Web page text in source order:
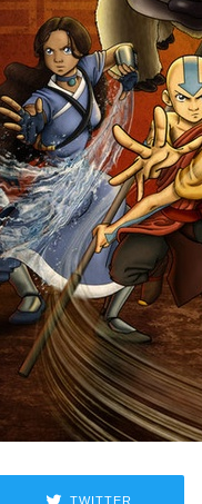
TWITTER